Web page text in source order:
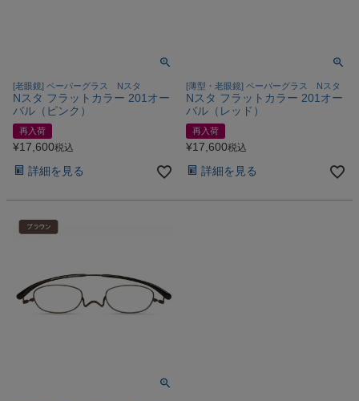
[老眼鏡] ペーパーグラス Nスタ
Nスタ フラットカラー 201オー
バル（ピンク）
再入荷
¥17,600税込
詳細を見る
[薄型・老眼鏡] ペーパーグラス Nスタ
Nスタ フラットカラー 201オー
バル（レッド）
再入荷
¥17,600税込
詳細を見る